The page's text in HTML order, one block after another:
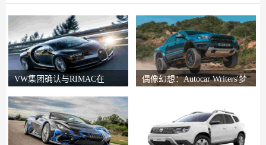
VW集团确认与RIMAC在
偶像幻想：Autocar Writers'梦